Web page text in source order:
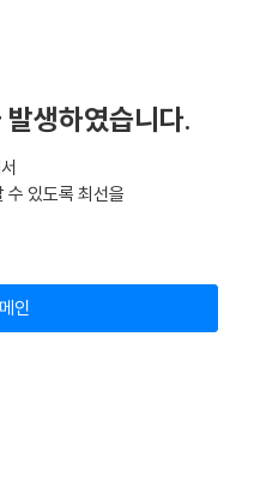
생하였습니다.
수 있도록 최선을
인